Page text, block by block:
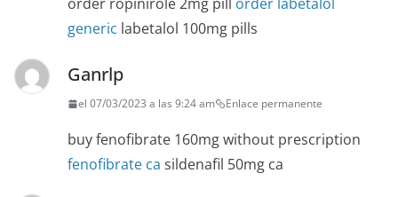
order ropinirole 2mg pill order labetalol
generic labetalol 100mg pills
Ganrlp
el 07/03/2023 a las 9:24 am Enlace permanente
buy fenofibrate 160mg without prescription
fenofibrate ca sildenafil 50mg ca